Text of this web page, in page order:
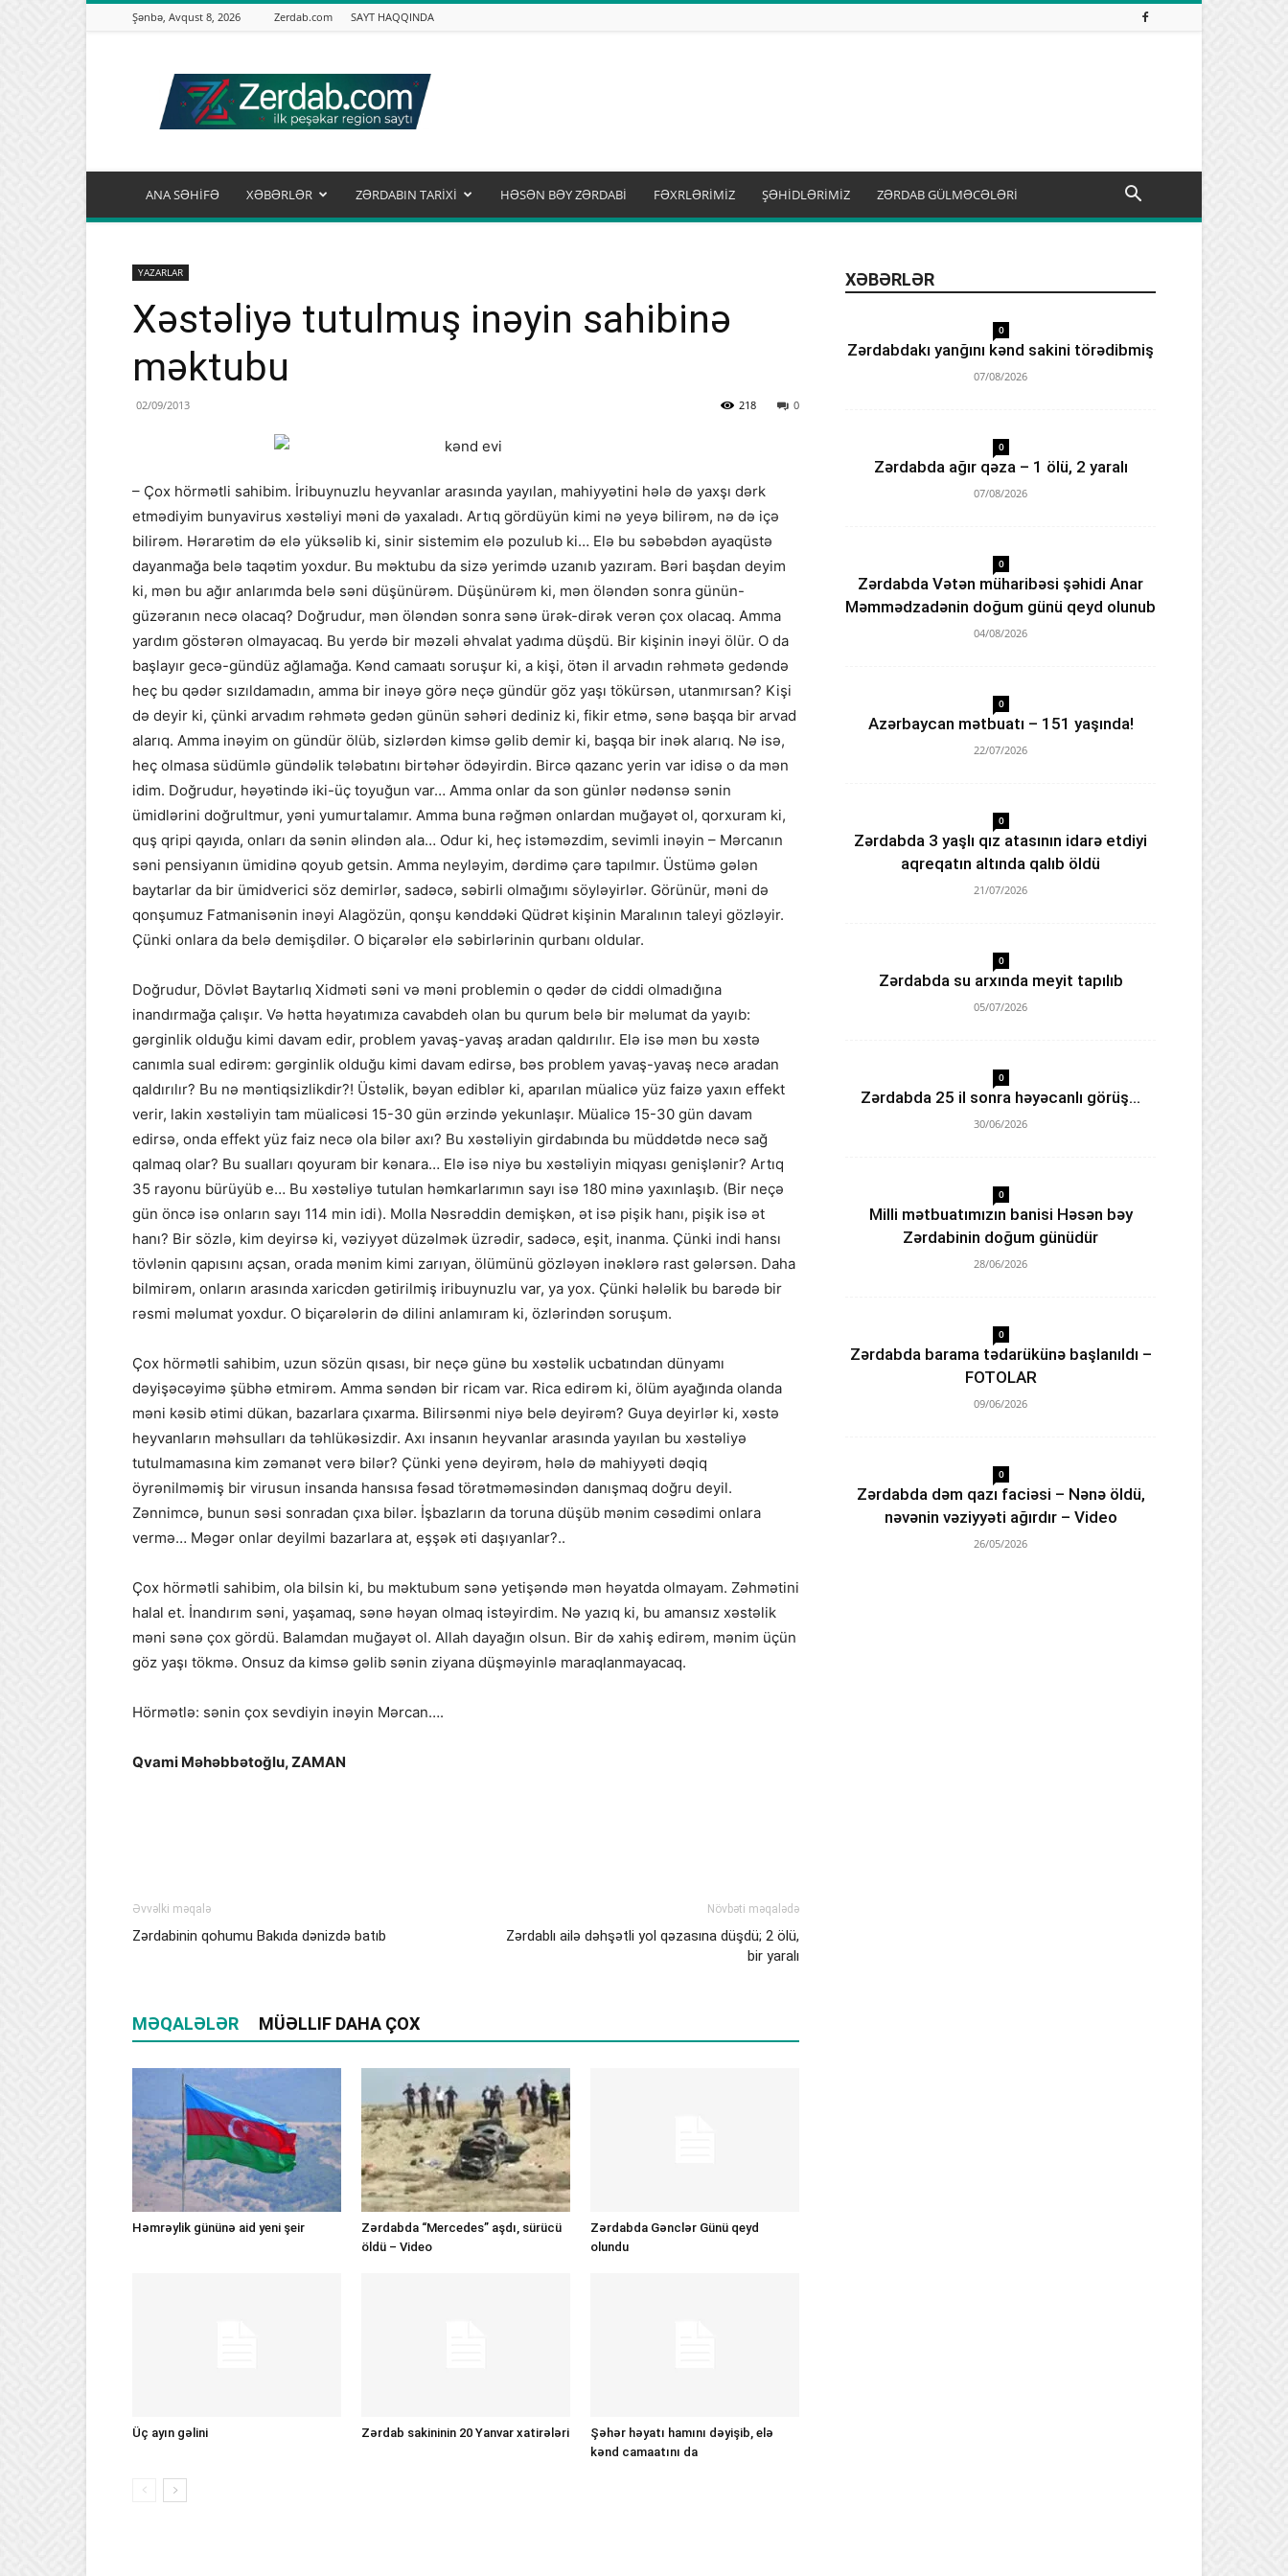
Şənbə, Avqust 8, 2026 Zerdab.com SAYT HAQQINDA
ANA SƏHİFƏ XƏBƏRLƏR ZƏRDABIN TARİXİ HƏSƏN BƏY ZƏRDABİ FƏXRLƏRİMİZ ŞƏHİDLƏRİMİZ ZƏRDAB GÜLMƏCƏLƏRİ
YAZARLAR
Xəstəliyə tutulmuş inəyin sahibinə
məktubu
02/09/2013 0
218
– Çox hörmətli sahibim. İribuynuzlu heyvanlar arasında yayılan, mahiyyətini hələ də yaxşı dərk
etmədiyim bunyavirus xəstəliyi məni də yaxaladı. Artıq gördüyün kimi nə yeyə bilirəm, nə də içə
bilirəm. Hərarətim də elə yüksəlib ki, sinir sistemim elə pozulub ki… Elə bu səbəbdən ayaqüstə
dayanmağa belə taqətim yoxdur. Bu məktubu da sizə yerimdə uzanıb yazıram. Bəri başdan deyim
ki, mən bu ağır anlarımda belə səni düşünürəm. Düşünürəm ki, mən öləndən sonra günün-
güzəranın necə olacaq? Doğrudur, mən öləndən sonra sənə ürək-dirək verən çox olacaq. Amma
yardım göstərən olmayacaq. Bu yerdə bir məzəli əhvalat yadıma düşdü. Bir kişinin inəyi ölür. O da
başlayır gecə-gündüz ağlamağa. Kənd camaatı soruşur ki, a kişi, ötən il arvadın rəhmətə gedəndə
heç bu qədər sızıldamadın, amma bir inəyə görə neçə gündür göz yaşı tökürsən, utanmırsan? Kişi
də deyir ki, çünki arvadım rəhmətə gedən günün səhəri dediniz ki, fikir etmə, sənə başqa bir arvad
alarıq. Amma inəyim on gündür ölüb, sizlərdən kimsə gəlib demir ki, başqa bir inək alarıq. Nə isə,
heç olmasa südümlə gündəlik tələbatını birtəhər ödəyirdin. Bircə qazanc yerin var idisə o da mən
idim. Doğrudur, həyətində iki-üç toyuğun var… Amma onlar da son günlər nədənsə sənin
ümidlərini doğrultmur, yəni yumurtalamır. Amma buna rəğmən onlardan muğayət ol, qorxuram ki,
quş qripi qayıda, onları da sənin əlindən ala… Odur ki, heç istəməzdim, sevimli inəyin – Mərcanın
səni pensiyanın ümidinə qoyub getsin. Amma neyləyim, dərdimə çarə tapılmır. Üstümə gələn
baytarlar da bir ümidverici söz demirlər, sadəcə, səbirli olmağımı söyləyirlər. Görünür, məni də
qonşumuz Fatmanisənin inəyi Alagözün, qonşu kənddəki Qüdrət kişinin Maralının taleyi gözləyir.
Çünki onlara da belə demişdilər. O biçarələr elə səbirlərinin qurbanı oldular.
Doğrudur, Dövlət Baytarlıq Xidməti səni və məni problemin o qədər də ciddi olmadığına
inandırmağa çalışır. Və hətta həyatımıza cavabdeh olan bu qurum belə bir məlumat da yayıb:
gərginlik olduğu kimi davam edir, problem yavaş-yavaş aradan qaldırılır. Elə isə mən bu xəstə
canımla sual edirəm: gərginlik olduğu kimi davam edirsə, bəs problem yavaş-yavaş necə aradan
qaldırılır? Bu nə məntiqsizlikdir?! Üstəlik, bəyan ediblər ki, aparılan müalicə yüz faizə yaxın effekt
verir, lakin xəstəliyin tam müalicəsi 15-30 gün ərzində yekunlaşır. Müalicə 15-30 gün davam
edirsə, onda effekt yüz faiz necə ola bilər axı? Bu xəstəliyin girdabında bu müddətdə necə sağ
qalmaq olar? Bu sualları qoyuram bir kənara… Elə isə niyə bu xəstəliyin miqyası genişlənir? Artıq
35 rayonu bürüyüb e… Bu xəstəliyə tutulan həmkarlarımın sayı isə 180 minə yaxınlaşıb. (Bir neçə
gün öncə isə onların sayı 114 min idi). Molla Nəsrəddin demişkən, ət isə pişik hanı, pişik isə ət
hanı? Bir sözlə, kim deyirsə ki, vəziyyət düzəlmək üzrədir, sadəcə, eşit, inanma. Çünki indi hansı
tövlənin qapısını açsan, orada mənim kimi zarıyan, ölümünü gözləyən inəklərə rast gələrsən. Daha
bilmirəm, onların arasında xaricdən gətirilmiş iribuynuzlu var, ya yox. Çünki hələlik bu barədə bir
rəsmi məlumat yoxdur. O biçarələrin də dilini anlamıram ki, özlərindən soruşum.
Çox hörmətli sahibim, uzun sözün qısası, bir neçə günə bu xəstəlik ucbatından dünyamı
dəyişəcəyimə şübhə etmirəm. Amma səndən bir ricam var. Rica edirəm ki, ölüm ayağında olanda
məni kəsib ətimi dükan, bazarlara çıxarma. Bilirsənmi niyə belə deyirəm? Guya deyirlər ki, xəstə
heyvanların məhsulları da təhlükəsizdir. Axı insanın heyvanlar arasında yayılan bu xəstəliyə
tutulmamasına kim zəmanət verə bilər? Çünki yenə deyirəm, hələ də mahiyyəti dəqiq
öyrənilməmiş bir virusun insanda hansısa fəsad törətməməsindən danışmaq doğru deyil.
Zənnimcə, bunun səsi sonradan çıxa bilər. İşbazların da toruna düşüb mənim cəsədimi onlara
vermə… Məgər onlar deyilmi bazarlara at, eşşək əti daşıyanlar?..
Çox hörmətli sahibim, ola bilsin ki, bu məktubum sənə yetişəndə mən həyatda olmayam. Zəhmətini
halal et. İnandırım səni, yaşamaq, sənə həyan olmaq istəyirdim. Nə yazıq ki, bu amansız xəstəlik
məni sənə çox gördü. Balamdan muğayət ol. Allah dayağın olsun. Bir də xahiş edirəm, mənim üçün
göz yaşı tökmə. Onsuz da kimsə gəlib sənin ziyana düşməyinlə maraqlanmayacaq.
Hörmətlə: sənin çox sevdiyin inəyin Mərcan….
Qvami Məhəbbətoğlu, ZAMAN
Əvvəlki məqalə
Zərdabinin qohumu Bakıda dənizdə batıb
Növbəti məqalədə
Zərdablı ailə dəhşətli yol qəzasına düşdü; 2 ölü,
bir yaralı
MƏQALƏLƏR MÜƏLLIF DAHA ÇOX
Həmrəylik gününə aid yeni şeir
Zərdabda “Mercedes” aşdı, sürücü
öldü – Video
Zərdabda Gənclər Günü qeyd
olundu
Üç ayın gəlini Zərdab sakininin 20 Yanvar xatirələri
Şəhər həyatı hamını dəyişib, elə
kənd camaatını da
XƏBƏRLƏR
0
Zərdabdakı yanğını kənd sakini törədibmiş
07/08/2026
0
Zərdabda ağır qəza – 1 ölü, 2 yaralı
07/08/2026
0
Zərdabda Vətən müharibəsi şəhidi Anar
Məmmədzadənin doğum günü qeyd olunub
04/08/2026
0
Azərbaycan mətbuatı – 151 yaşında!
22/07/2026
0
Zərdabda 3 yaşlı qız atasının idarə etdiyi
aqreqatın altında qalıb öldü
21/07/2026
0
Zərdabda su arxında meyit tapılıb
05/07/2026
0
Zərdabda 25 il sonra həyəcanlı görüş…
30/06/2026
0
Milli mətbuatımızın banisi Həsən bəy
Zərdabinin doğum günüdür
28/06/2026
0
Zərdabda barama tədarükünə başlanıldı –
FOTOLAR
09/06/2026
0
Zərdabda dəm qazı faciəsi – Nənə öldü,
nəvənin vəziyyəti ağırdır – Video
26/05/2026